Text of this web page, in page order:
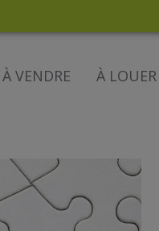
À VENDRE À LOUER